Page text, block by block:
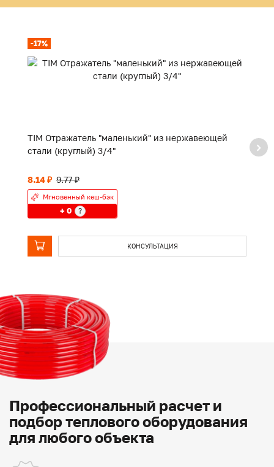
-17%
TIM Отражатель "маленький" из нержавеющей
стали (круглый) 3/4"
8.14 ₽ 9.77 ₽
Мгновенный кеш-бэк
+ 0 ?
КОНСУЛЬТАЦИЯ
Профессиональный расчет и
подбор теплового оборудования
для любого объекта